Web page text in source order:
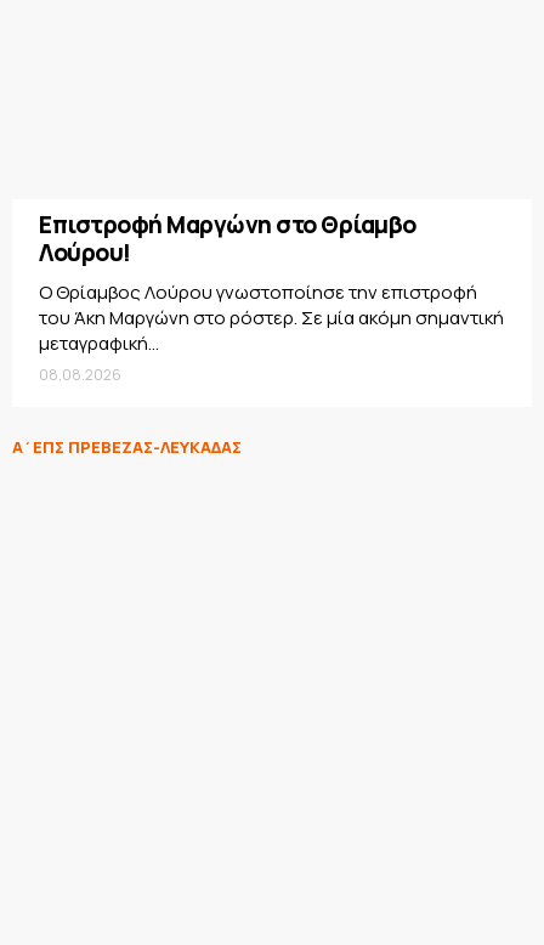
Επιστροφή Μαργώνη στο Θρίαμβο
Λούρου!
Ο Θρίαμβος Λούρου γνωστοποίησε την επιστροφή
του Άκη Μαργώνη στο ρόστερ. Σε μία ακόμη σημαντική
μεταγραφική...
08.08.2026
Α΄ΕΠΣ ΠΡΕΒΕΖΑΣ-ΛΕΥΚΑΔΑΣ